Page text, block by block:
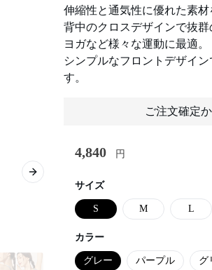
Next slide
伸縮性と通気性に優れた素材
背中のクロスデザインで抜
ヨガなど様々な運動に最適。
シンプルなフロントデザイ
す。
ご注文確定
4,840 円
サイズ
S M L
カラー
グレー パープル グ